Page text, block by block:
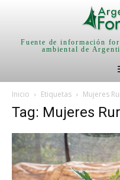
Fuente de información
ambiental de
Inicio Etiquetas Mujeres
Tag: Mujeres